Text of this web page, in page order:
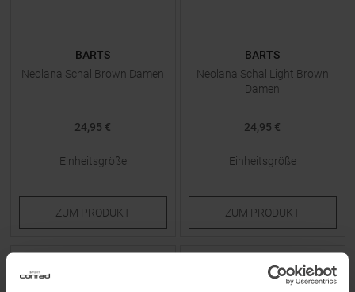
BARTS
Neolana Schal Brown Damen
24,95 €
Einheitsgröße
ZUM PRODUKT
BARTS
Neolana Schal Light Brown
Damen
24,95 €
Einheitsgröße
ZUM PRODUKT